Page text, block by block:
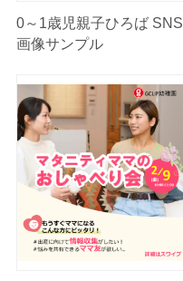
0～1歳児親子ひろば SNS
画像サンプル